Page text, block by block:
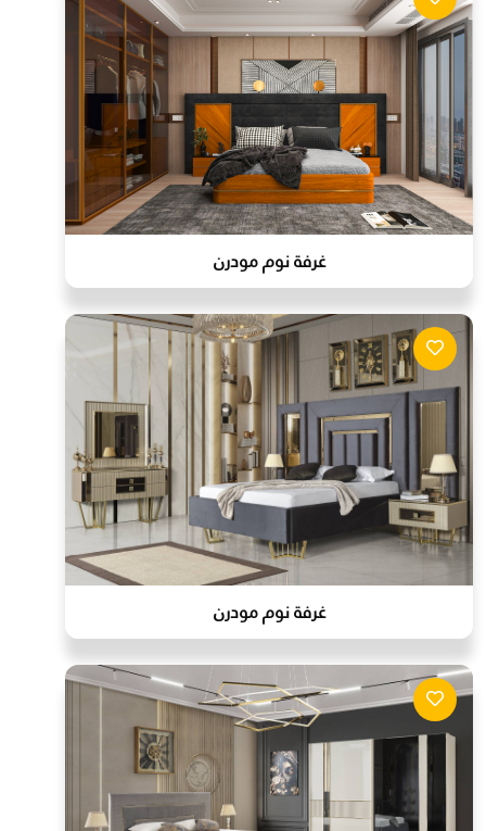
غرفة نوم مودرن
غرفة نوم مودرن